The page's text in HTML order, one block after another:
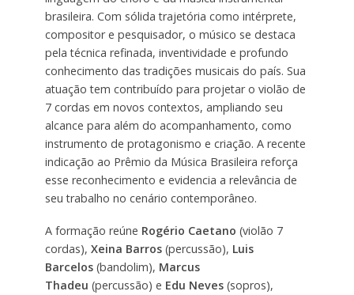
brasileira. Com sólida trajetória como intérprete,
compositor e pesquisador, o músico se destaca
pela técnica refinada, inventividade e profundo
conhecimento das tradições musicais do país. Sua
atuação tem contribuído para projetar o violão de
7 cordas em novos contextos, ampliando seu
alcance para além do acompanhamento, como
instrumento de protagonismo e criação. A recente
indicação ao Prêmio da Música Brasileira reforça
esse reconhecimento e evidencia a relevância de
seu trabalho no cenário contemporâneo.
A formação reúne Rogério Caetano (violão 7
cordas), Xeina Barros(percussão), Luis
Barcelos(bandolim), Marcus
Thadeu (percussão) e Edu Neves(sopros),